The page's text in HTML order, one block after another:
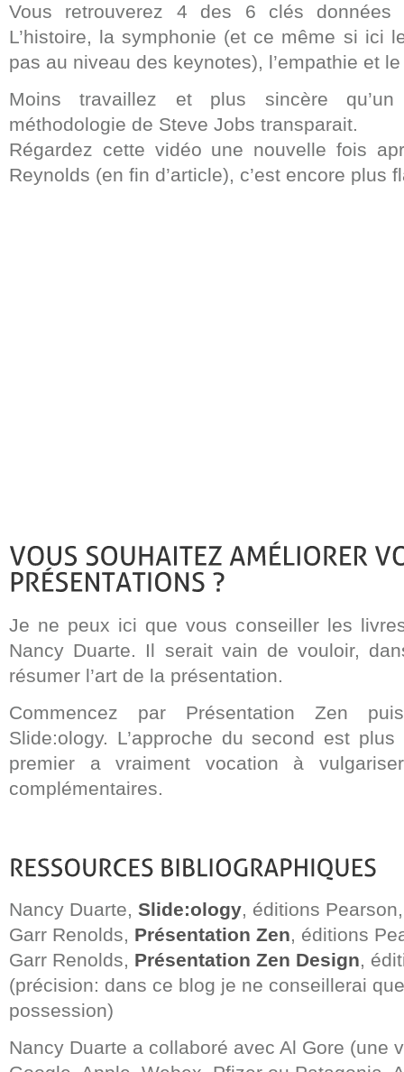
Vous retrouverez 4 des 6 clés
L’histoire, la symphonie (et ce même si ici
pas au niveau des keynotes), l’empathie et
Moins travaillez et plus sincère
méthodologie de Steve Jobs transparait.
Régardez cette vidéo une nouvelle fois
Reynolds (en fin d’article), c’est encore plus
Je ne peux ici que vous conseiller les
Nancy Duarte. Il serait vain de vouloir,
résumer l’art de la présentation.
Commencez par Présentation Zen
Slide:ology. L’approche du second est
premier a vraiment vocation à
complémentaires.
Nancy Duarte, Slide:ology, éditions
Garr Renolds, Présentation Zen, éditions
Garr Renolds, Présentation Zen Design,
(précision: dans ce blog je ne conseillerai
possession)
Nancy Duarte a collaboré avec Al Gore (une